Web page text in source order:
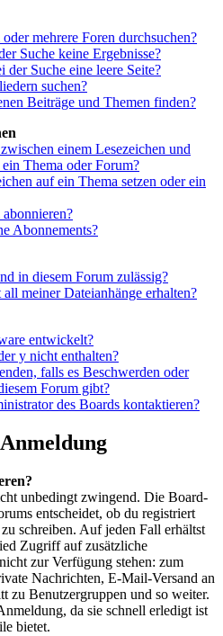
mehrere Foren durchsuchen?
Suche keine Ergebnisse?
der Suche eine leere Seite?
suchen?
Beiträge und Themen finden?
einem Lesezeichen und
Thema oder Forum?
auf ein Thema setzen oder ein
Abonnements?
in diesem Forum zulässig?
meiner Dateianhänge erhalten?
entwickelt?
y nicht enthalten?
falls es Beschwerden oder
Forum gibt?
des Boards kontaktieren?
unbedingt zwingend. Die Board-
entscheidet, ob du registriert
schreiben. Auf jeden Fall erhältst
Zugriff auf zusätzliche
zur Verfügung stehen: zum
Nachrichten, E-Mail-Versand an
zu Benutzergruppen und so weiter.
da sie schnell erledigt ist
bietet.